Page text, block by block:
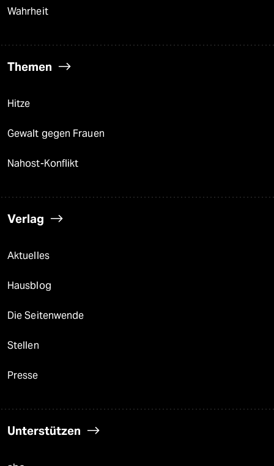
Wahrheit
Themen
Hitze
Gewalt gegen Frauen
Nahost-Konflikt
Verlag
Aktuelles
Hausblog
Die Seitenwende
Stellen
Presse
Unterstützen